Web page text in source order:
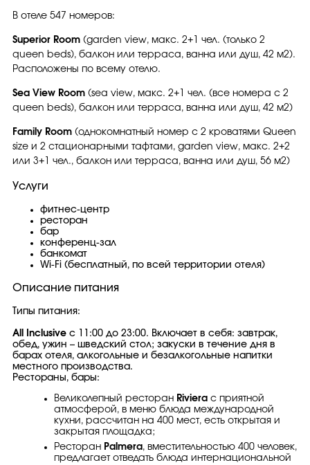
В отеле 547 номеров:
Superior Room (garden view, макс. 2+1 чел. (только 2
queen beds), балкон или терраса, ванна или душ, 42 м2).
Расположены по всему отелю.
Sea View Room (sea view, макс. 2+1 чел. (все номера с 2
queen beds), балкон или терраса, ванна или душ, 42 м2)
Family Room (однокомнатный номер с 2 кроватями Queen
size и 2 стационарными тафтами, garden view, макс. 2+2
или 3+1 чел., балкон или терраса, ванна или душ, 56 м2)
Услуги
фитнес-центр
ресторан
бар
конференц-зал
банкомат
Wi-Fi (бесплатный, по всей территории отеля)
Описание питания
Типы питания:
All Inclusive c 11:00 до 23:00. Включает в себя: завтрак,
обед, ужин – шведский стол; закуски в течение дня в
барах отеля, алкогольные и безалкогольные напитки
местного производства.
Рестораны, бары:
Великолепный ресторан Riviera с приятной
атмосферой, в меню блюда международной
кухни, рассчитан на 400 мест, есть открытая и
закрытая площадка;
Ресторан Palmera, вместительностью 400 человек,
предлагает отведать блюда интернациональной